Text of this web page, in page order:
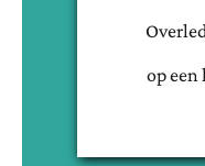
op een